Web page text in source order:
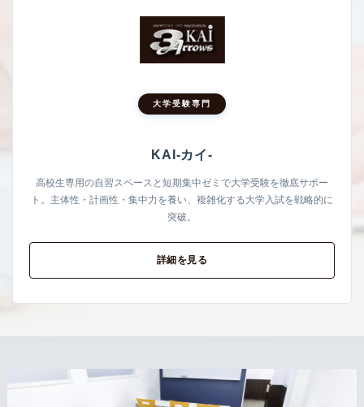
大学受験専門
KAI-カイ-
高校生専用の自習スペースと短期集中ゼミで大学受験を徹底サポー
ト。主体性・計画性・集中力を養い、複雑化する大学入試を戦略的に
突破。
詳細を見る